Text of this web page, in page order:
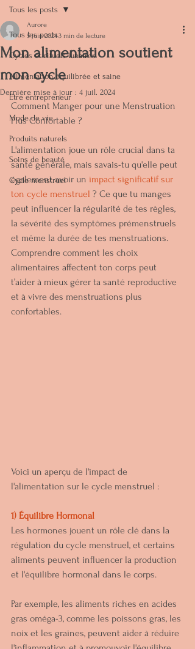
Tous les posts
Cycles et rituels lunaires
Alimentation équilibrée et saine
Etre entrepreneur
Mode de vie
Produits naturels
Soins de beauté
Cycle menstruel
Tous les posts
Mon alimentation soutient
mon cycle
Aurore
5 juin 20243 min de lecture
Dernière mise à jour : 4 juil. 2024
Comment Manger pour une Menstruation
Plus Confortable ?
L'alimentation joue un rôle crucial dans ta
santé générale, mais savais-tu qu'elle peut
également avoir un impact significatif sur
ton cycle menstruel ? Ce que tu manges
peut influencer la régularité de tes règles,
la sévérité des symptômes prémenstruels
et même la durée de tes menstruations.
Comprendre comment les choix
alimentaires affectent ton corps peut
t’aider à mieux gérer ta santé reproductive
et à vivre des menstruations plus
confortables.
Voici un aperçu de l'impact de
l'alimentation sur le cycle menstruel :
1) Équilibre Hormonal
Les hormones jouent un rôle clé dans la
régulation du cycle menstruel, et certains
aliments peuvent influencer la production
et l'équilibre hormonal dans le corps.
Par exemple, les aliments riches en acides
gras oméga-3, comme les poissons gras, les
noix et les graines, peuvent aider à réduire